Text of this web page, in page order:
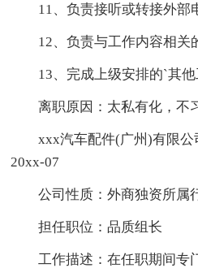
11、负责接听或转接外部
12、负责与工作内容相关
13、完成上级安排的`其他
离职原因：太私有化，不
xxx汽车配件(广州)有限公
20xx-07
公司性质：外商独资所属
担任职位：品质组长
工作描述：在任职期间专